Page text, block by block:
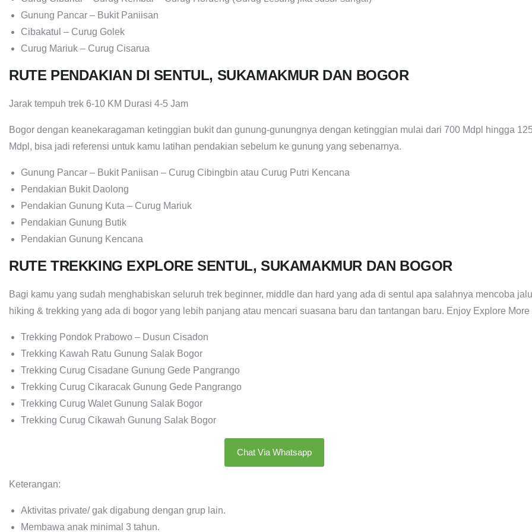
Gunung Pancar – Bukit Paniisan
Cibakatul – Curug Golek
Curug Mariuk – Curug Cisarua
RUTE PENDAKIAN DI SENTUL, SUKAMAKMUR DAN BOGOR
Jarak tempuh trek 6-10 KM Durasi 4-5 Jam
Bogor dengan keanekaragaman ketinggian bukit dan gunung-gunungnya dengan ketinggian mulai dari 700 Mdpl hingga
Mdpl, bisa jadi referensi untuk kamu latihan pendakian sebelum ke gunung yang sebenarnya.
Gunung Pancar – Bukit Paniisan – Curug Cibingbin atau Curug Putri Kencana
Pendakian Bukit Daolong
Pendakian Gunung Kuta – Curug Mariuk
Pendakian Gunung Butik
Pendakian Gunung Kencana
RUTE TREKKING EXPLORE SENTUL, SUKAMAKMUR DAN BOGOR
Bagi kamu yang sudah menghabiskan seluruh trek beginner, middle dan hard yang ada di sentul apa salahnya mencoba
hiking & trekking yang ada di bogor yang lebih panjang atau mencari suasana baru dan tantangan baru. Enjoy Explore More
Trekking Pondok Prabowo – Dusun Cisadon
Trekking Kawah Ratu Gunung Salak Bogor
Trekking Curug Cisadane Gunung Gede Pangrango
Trekking Curug Cikaracak Gunung Gede Pangrango
Trekking Curug Walet Gunung Salak Bogor
Trekking Curug Cikawah Gunung Salak Bogor
Chat Via Whatsapp
Keterangan:
Aktivitas private/ gak digabung dengan grup lain.
Membawa anak minimal 3 tahun.